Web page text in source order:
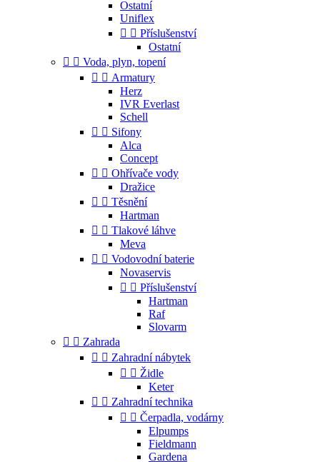
Ostatní
Uniflex
  Příslušenství
Ostatní
  Voda, plyn, topení
  Armatury
Herz
IVR Everlast
Schell
  Sifony
Alca
Concept
  Ohřívače vody
Dražice
  Těsnění
Hartman
  Tlakové láhve
Meva
  Vodovodní baterie
Novaservis
  Příslušenství
Hartman
Raf
Slovarm
  Zahrada
  Zahradní nábytek
  Židle
Keter
  Zahradní technika
  Čerpadla, vodárny
Elpumps
Fieldmann
Gardena